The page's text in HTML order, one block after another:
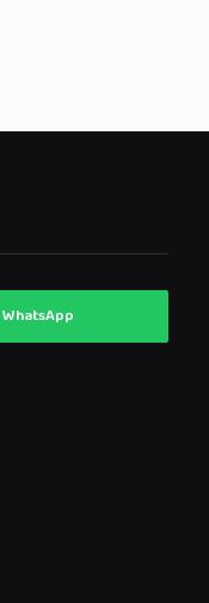
WhatsApp